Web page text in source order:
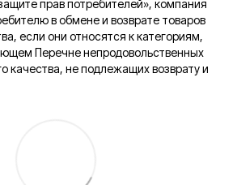
прав потребителей», компания
в обмене и возврате товаров
если они относятся к категориям,
Перечне непродовольственных
качества, не подлежащих возврату и